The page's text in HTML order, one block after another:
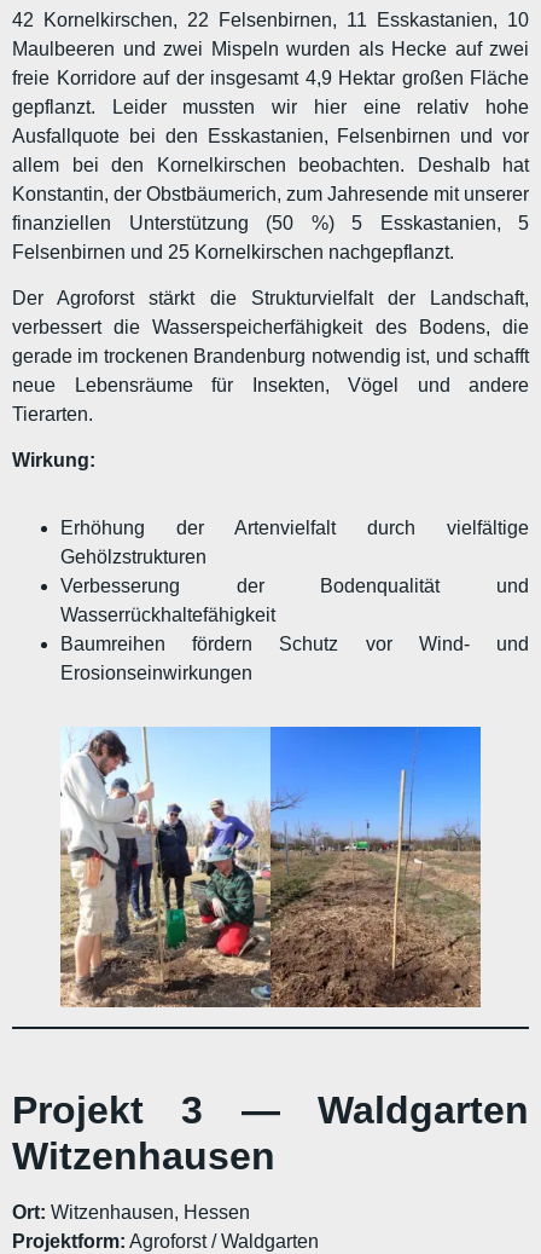
42 Kornelkirschen, 22 Felsenbirnen, 11 Esskastanien, 10
Maulbeeren und zwei Mispeln wurden als Hecke auf zwei
freie Korridore auf der insgesamt 4,9 Hektar großen Fläche
gepflanzt. Leider mussten wir hier eine relativ hohe
Ausfallquote bei den Esskastanien, Felsenbirnen und vor
allem bei den Kornelkirschen beobachten. Deshalb hat
Konstantin, der Obstbäumerich, zum Jahresende mit unserer
finanziellen Unterstützung (50 %) 5 Esskastanien, 5
Felsenbirnen und 25 Kornelkirschen nachgepflanzt.
Der Agroforst stärkt die Strukturvielfalt der Landschaft,
verbessert die Wasserspeicherfähigkeit des Bodens, die
gerade im trockenen Brandenburg notwendig ist, und schafft
neue Lebensräume für Insekten, Vögel und andere
Tierarten.
Wirkung:
Erhöhung der Artenvielfalt durch vielfältige
Gehölzstrukturen
Verbesserung der Bodenqualität und
Wasserrückhaltefähigkeit
Baumreihen fördern Schutz vor Wind- und
Erosionseinwirkungen
Projekt 3 — Waldgarten
Witzenhausen
Ort: Witzenhausen, Hessen
Projektform: Agroforst / Waldgarten